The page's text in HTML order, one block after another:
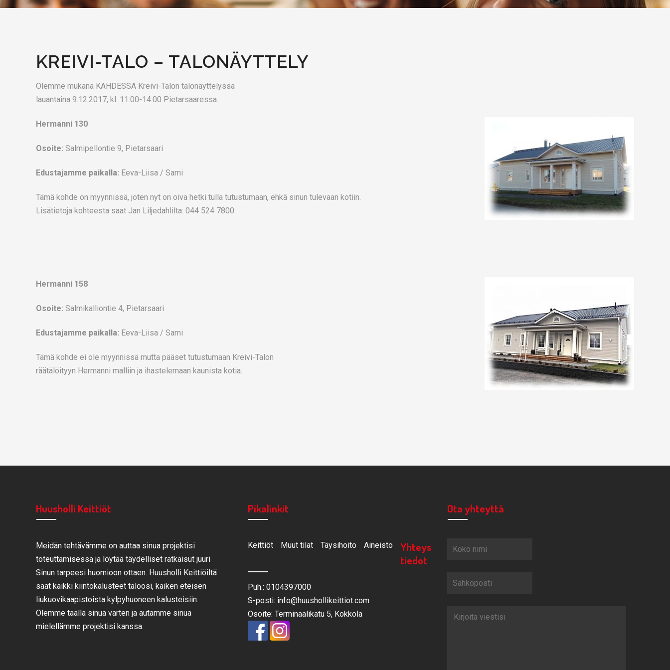
KREIVI-TALO – TALONÄYTTELY
Olemme mukana KAHDESSA Kreivi-Talon talonäyttelyssä
lauantaina 9.12.2017, kl. 11:00-14:00 Pietarsaaressa.
Hermanni 130
Osoite: Salmipellontie 9, Pietarsaari
Edustajamme paikalla: Eeva-Liisa / Sami
Tämä kohde on myynnissä, joten nyt on oiva hetki tulla tutustumaan, ehkä sinun tulevaan kotiin.
Lisätietoja kohteesta saat Jan Liljedahlilta: 044 524 7800
Hermanni 158
Osoite: Salmikalliontie 4, Pietarsaari
Edustajamme paikalla: Eeva-Liisa / Sami
Tämä kohde ei ole myynnissä mutta pääset tutustumaan Kreivi-Talon
räätälöityyn Hermanni malliin ja ihastelemaan kaunista kotia.
Huusholli Keittiöt
Meidän tehtävämme on auttaa sinua projektisi
toteuttamisessa ja löytää täydelliset ratkaisut juuri
Sinun tarpeesi huomioon ottaen. Huusholli Keittiöiltä
saat kaikki kiintokalusteet taloosi, kaiken eteisen
liukuovikaapistoista kylpyhuoneen kalusteisiin.
Olemme täällä sinua varten ja autamme sinua
mielellämme projektisi kanssa.
Pikalinkit
Keittiöt Muut tilat Täysihoito Aineisto
Yhteys
tiedot
Puh.: 0104397000
S-posti: info@huushollikeittiot.com
Osoite: Terminaalikatu 5, Kokkola
Ota yhteyttä